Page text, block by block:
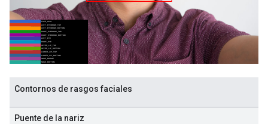
Contornos de rasgos faciales
Puente de la nariz